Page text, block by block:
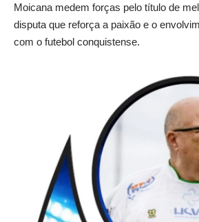
Moicana medem forças pelo título de
disputa que reforça a paixão e o
com o futebol conquistense.